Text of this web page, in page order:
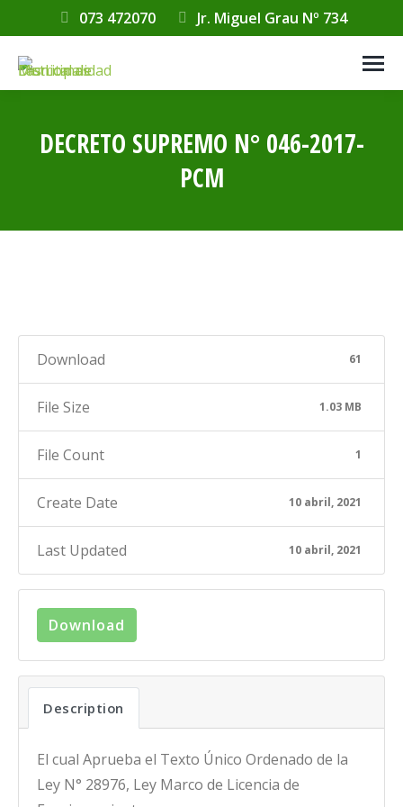
073 472070 Jr. Miguel Grau Nº 734
DECRETO SUPREMO N° 046-2017-
PCM
Download 61
File Size 1.03 MB
File Count 1
Create Date 10 abril, 2021
Last Updated 10 abril, 2021
Download
Description
El cual Aprueba el Texto Único Ordenado de la
Ley N° 28976, Ley Marco de Licencia de